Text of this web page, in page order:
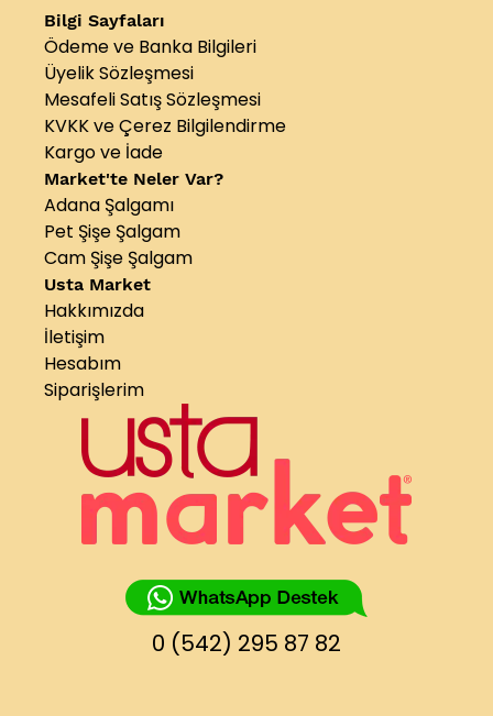
Bilgi Sayfaları
Ödeme ve Banka Bilgileri
Üyelik Sözleşmesi
Mesafeli Satış Sözleşmesi
KVKK ve Çerez Bilgilendirme
Kargo ve İade
Market'te Neler Var?
Adana Şalgamı
Pet Şişe Şalgam
Cam Şişe Şalgam
Usta Market
Hakkımızda
İletişim
Hesabım
Siparişlerim
0 (542) 295 87 82